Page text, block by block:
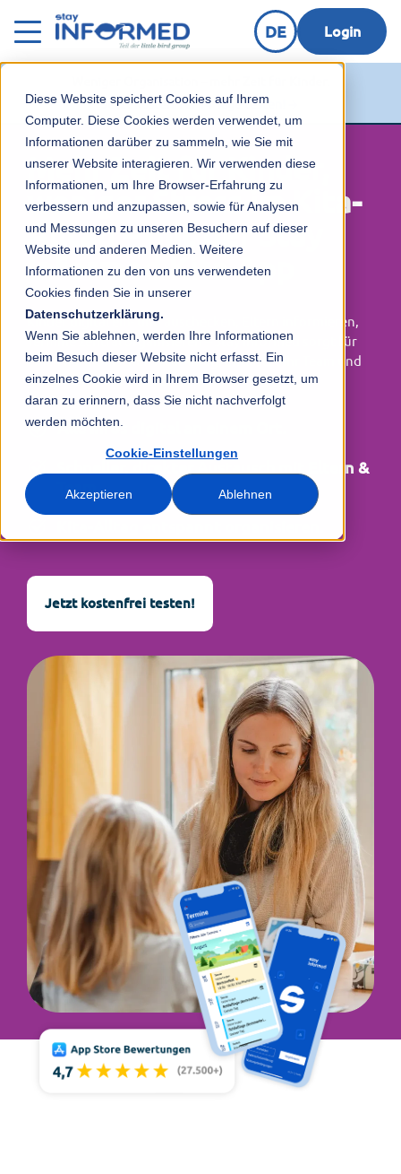
Diese Website speichert Cookies auf Ihrem
Computer. Diese Cookies werden verwendet, um
Informationen darüber zu sammeln, wie Sie mit
unserer Website interagieren. Wir verwenden diese
Informationen, um Ihre Browser-Erfahrung zu
verbessern und anzupassen, sowie für Analysen
und Messungen zu unseren Besuchern auf dieser
Website und anderen Medien. Weitere
Informationen zu den von uns verwendeten
Cookies finden Sie in unserer
Datenschutzerklärung.
Wenn Sie ablehnen, werden Ihre Informationen
beim Besuch dieser Website nicht erfasst. Ein
einzelnes Cookie wird in Ihrem Browser gesetzt, um
daran zu erinnern, dass Sie nicht nachverfolgt
werden möchten.
Cookie-Einstellungen
Akzeptieren Ablehnen
DE Login
Mehr Zeit für Kinder,
weniger Stress im Kita-
Alltag – mit der Stay
Informed Kita App
Kinder digital ein- und auschecken, Eltern informieren,
Termine zentral organisieren – Stay Informed sorgt für
einen harmonischen Kita-Alltag, entlastet Ihr Team und
gibt Ihnen mehr Zeit für die Kinder.
Alle Infos digital an einem Ort.
Schneller, direkter Austausch mit Eltern &
Team.
Jetzt kostenfrei testen!
Jetzt kostenfrei 14 Tage testen!